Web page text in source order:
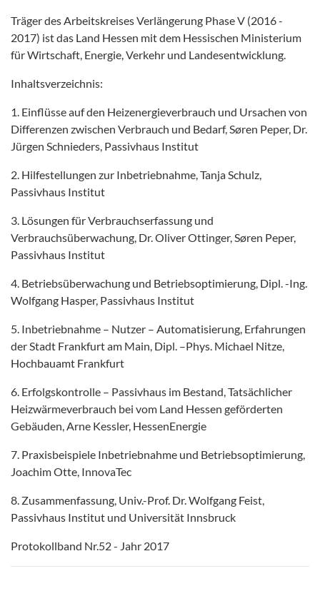
Träger des Arbeitskreises Verlängerung Phase V (2016 -
2017) ist das Land Hessen mit dem Hessischen Ministerium
für Wirtschaft, Energie, Verkehr und Landesentwicklung.
Inhaltsverzeichnis:
1. Einflüsse auf den Heizenergieverbrauch und Ursachen von
Differenzen zwischen Verbrauch und Bedarf, Søren Peper, Dr.
Jürgen Schnieders, Passivhaus Institut
2. Hilfestellungen zur Inbetriebnahme, Tanja Schulz,
Passivhaus Institut
3. Lösungen für Verbrauchserfassung und
Verbrauchsüberwachung, Dr. Oliver Ottinger, Søren Peper,
Passivhaus Institut
4. Betriebsüberwachung und Betriebsoptimierung, Dipl. -Ing.
Wolfgang Hasper, Passivhaus Institut
5. Inbetriebnahme – Nutzer – Automatisierung, Erfahrungen
der Stadt Frankfurt am Main, Dipl. –Phys. Michael Nitze,
Hochbauamt Frankfurt
6. Erfolgskontrolle – Passivhaus im Bestand, Tatsächlicher
Heizwärmeverbrauch bei vom Land Hessen geförderten
Gebäuden, Arne Kessler, HessenEnergie
7. Praxisbeispiele Inbetriebnahme und Betriebsoptimierung,
Joachim Otte, InnovaTec
8. Zusammenfassung, Univ.-Prof. Dr. Wolfgang Feist,
Passivhaus Institut und Universität Innsbruck
Protokollband Nr.52 - Jahr 2017